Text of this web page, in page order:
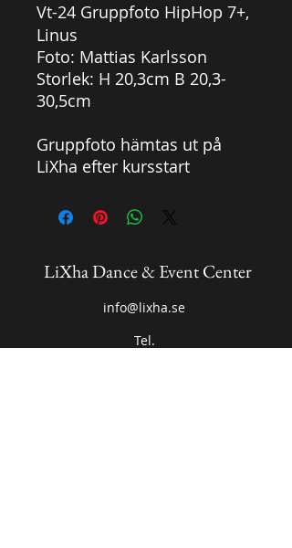
Vt-24 Gruppfoto HipHop 7+,
Linus
Foto: Mattias Karlsson
Storlek: H 20,3cm B 20,3-
30,5cm
Gruppfoto hämtas ut på
LiXha efter kursstart
LiXha Dance & Event Center
info@lixha.se
Tel.